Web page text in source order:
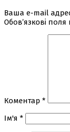
Ваша e-mail
Обов’язкові поля
Коментар *
Ім'я *